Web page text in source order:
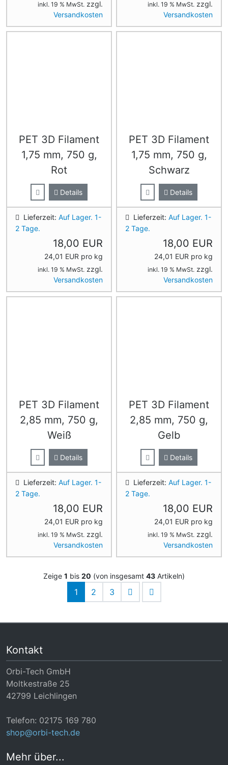
inkl. 19 % MwSt. zzgl.
Versandkosten
inkl. 19 % MwSt. zzgl.
Versandkosten
PET 3D Filament
1,75 mm, 750 g,
Rot
Details
Lieferzeit: Auf Lager. 1-
2 Tage.
18,00 EUR
24,01 EUR pro kg
inkl. 19 % MwSt. zzgl.
Versandkosten
PET 3D Filament
1,75 mm, 750 g,
Schwarz
Details
Lieferzeit: Auf Lager. 1-
2 Tage.
18,00 EUR
24,01 EUR pro kg
inkl. 19 % MwSt. zzgl.
Versandkosten
PET 3D Filament
2,85 mm, 750 g,
Weiß
Details
Lieferzeit: Auf Lager. 1-
2 Tage.
18,00 EUR
24,01 EUR pro kg
inkl. 19 % MwSt. zzgl.
Versandkosten
PET 3D Filament
2,85 mm, 750 g,
Gelb
Details
Lieferzeit: Auf Lager. 1-
2 Tage.
18,00 EUR
24,01 EUR pro kg
inkl. 19 % MwSt. zzgl.
Versandkosten
Zeige 1 bis 20 (von insgesamt 43 Artikeln)
1 2 3
Kontakt
Orbi-Tech GmbH
Moltkestraße 25
42799 Leichlingen
Telefon: 02175 169 780
shop@orbi-tech.de
Mehr über...